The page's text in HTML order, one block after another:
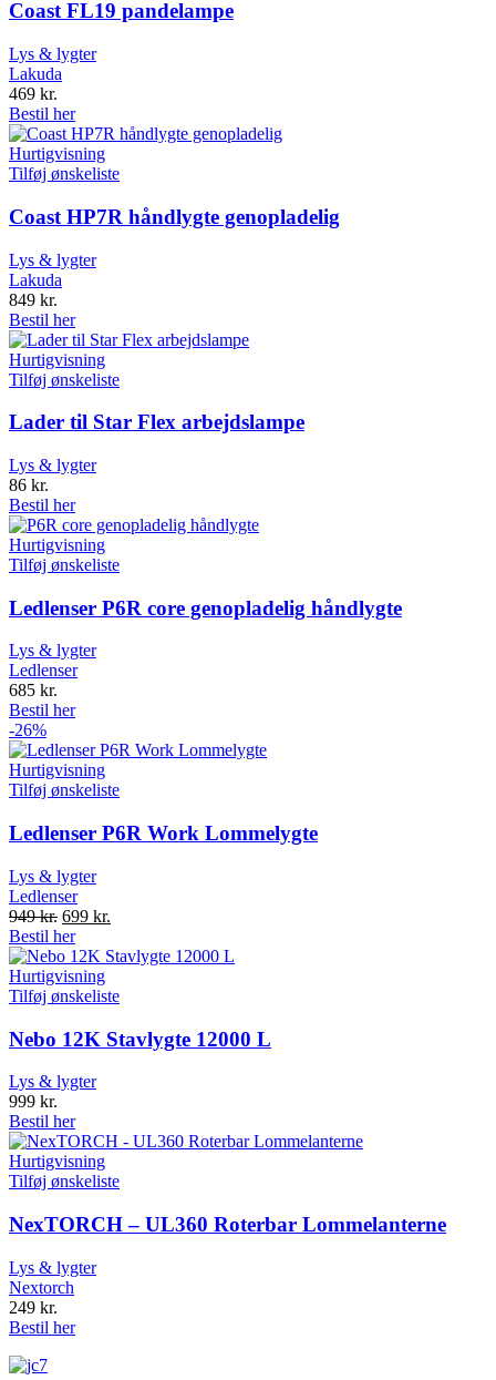
Coast FL19 pandelampe
Lys & lygter
Lakuda
469 kr.
Bestil her
Hurtigvisning
Tilføj ønskeliste
Coast HP7R håndlygte genopladelig
Lys & lygter
Lakuda
849 kr.
Bestil her
Hurtigvisning
Tilføj ønskeliste
Lader til Star Flex arbejdslampe
Lys & lygter
86 kr.
Bestil her
Hurtigvisning
Tilføj ønskeliste
Ledlenser P6R core genopladelig håndlygte
Lys & lygter
Ledlenser
685 kr.
Bestil her
-26%
Hurtigvisning
Tilføj ønskeliste
Ledlenser P6R Work Lommelygte
Lys & lygter
Ledlenser
949kr. Original
price
was:
949 kr..
699 kr.
is:
Bestil her
Hurtigvisning
Tilføj ønskeliste
Nebo 12K Stavlygte 12000 L
Lys & lygter
999 kr.
Bestil her
Hurtigvisning
Tilføj ønskeliste
NexTORCH – UL360 Roterbar Lommelanterne
Lys & lygter
Nextorch
249 kr.
Bestil her